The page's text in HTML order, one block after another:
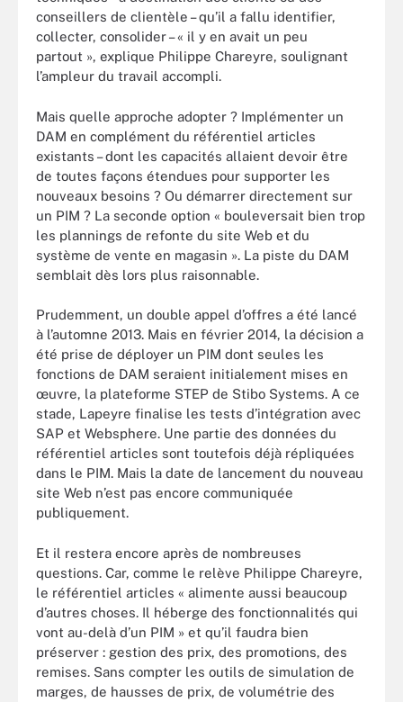
conseillers de clientèle – qu’il a fallu identifier,
collecter, consolider – « il y en avait un peu
partout », explique Philippe Chareyre, soulignant
l’ampleur du travail accompli.
Mais quelle approche adopter ? Implémenter un
DAM en complément du référentiel articles
existants – dont les capacités allaient devoir être
de toutes façons étendues pour supporter les
nouveaux besoins ? Ou démarrer directement sur
un PIM ? La seconde option « bouleversait bien trop
les plannings de refonte du site Web et du
système de vente en magasin ». La piste du DAM
semblait dès lors plus raisonnable.
Prudemment, un double appel d’offres a été lancé
à l’automne 2013. Mais en février 2014, la décision a
été prise de déployer un PIM dont seules les
fonctions de DAM seraient initialement mises en
œuvre, la plateforme STEP de Stibo Systems. A ce
stade, Lapeyre finalise les tests d’intégration avec
SAP et Websphere. Une partie des données du
référentiel articles sont toutefois déjà répliquées
dans le PIM. Mais la date de lancement du nouveau
site Web n’est pas encore communiquée
publiquement.
Et il restera encore après de nombreuses
questions. Car, comme le relève Philippe Chareyre,
le référentiel articles « alimente aussi beaucoup
d’autres choses. Il héberge des fonctionnalités qui
vont au-delà d’un PIM » et qu’il faudra bien
préserver : gestion des prix, des promotions, des
remises. Sans compter les outils de simulation de
marges, de hausses de prix, de volumétrie des